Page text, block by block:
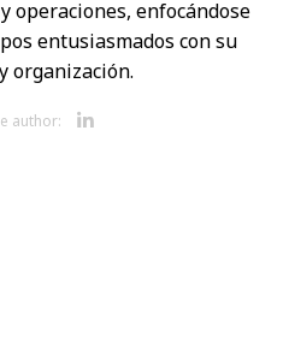
operaciones, enfocándose
entusiasmados con su
organización.
author: